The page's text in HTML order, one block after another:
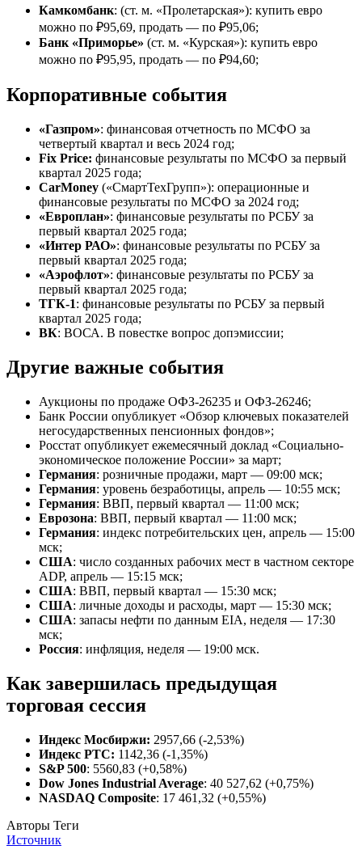
Камкомбанк: (ст. м. «Пролетарская»): купить евро
можно по ₽95,69, продать — по ₽95,06;
Банк «Приморье» (ст. м. «Курская»): купить евро
можно по ₽95,95, продать — по ₽94,60;
Корпоративные события
«Газпром»: финансовая отчетность по МСФО за
четвертый квартал и весь 2024 год;
Fix Price: финансовые результаты по МСФО за первый
квартал 2025 года;
CarMoney («СмартТехГрупп»): операционные и
финансовые результаты по МСФО за 2024 год;
«Европлан»: финансовые результаты по РСБУ за
первый квартал 2025 года;
«Интер РАО»: финансовые результаты по РСБУ за
первый квартал 2025 года;
«Аэрофлот»: финансовые результаты по РСБУ за
первый квартал 2025 года;
ТГК-1: финансовые результаты по РСБУ за первый
квартал 2025 года;
ВК: ВОСА. В повестке вопрос допэмиссии;
Другие важные события
Аукционы по продаже ОФЗ-26235 и ОФЗ-26246;
Банк России опубликует «Обзор ключевых показателей
негосударственных пенсионных фондов»;
Росстат опубликует ежемесячный доклад «Социально-
экономическое положение России» за март;
Германия: розничные продажи, март — 09:00 мск;
Германия: уровень безработицы, апрель — 10:55 мск;
Германия: ВВП, первый квартал — 11:00 мск;
Еврозона: ВВП, первый квартал — 11:00 мск;
Германия: индекс потребительских цен, апрель — 15:00
мск;
США: число созданных рабочих мест в частном секторе
ADP, апрель — 15:15 мск;
США: ВВП, первый квартал — 15:30 мск;
США: личные доходы и расходы, март — 15:30 мск;
США: запасы нефти по данным EIA, неделя — 17:30
мск;
Россия: инфляция, неделя — 19:00 мск.
Как завершилась предыдущая
торговая сессия
Индекс Мосбиржи: 2957,66 (-2,53%)
Индекс РТС: 1142,36 (-1,35%)
S&P 500: 5560,83 (+0,58%)
Dow Jones Industrial Average: 40 527,62 (+0,75%)
NASDAQ Composite: 17 461,32 (+0,55%)
Авторы Теги
Источник